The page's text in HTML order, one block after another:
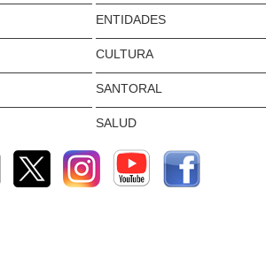
ENTIDADES
CULTURA
SANTORAL
SALUD